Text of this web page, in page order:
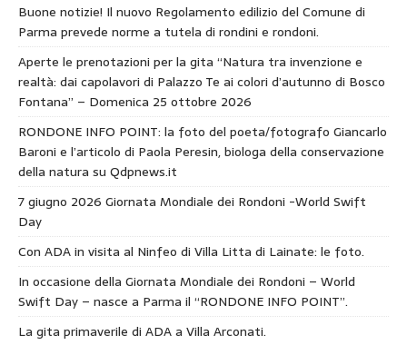
Buone notizie! Il nuovo Regolamento edilizio del Comune di
Parma prevede norme a tutela di rondini e rondoni.
Aperte le prenotazioni per la gita “Natura tra invenzione e
realtà: dai capolavori di Palazzo Te ai colori d’autunno di Bosco
Fontana” – Domenica 25 ottobre 2026
RONDONE INFO POINT: la foto del poeta/fotografo Giancarlo
Baroni e l’articolo di Paola Peresin, biologa della conservazione
della natura su Qdpnews.it
7 giugno 2026 Giornata Mondiale dei Rondoni -World Swift
Day
Con ADA in visita al Ninfeo di Villa Litta di Lainate: le foto.
In occasione della Giornata Mondiale dei Rondoni – World
Swift Day – nasce a Parma il “RONDONE INFO POINT”.
La gita primaverile di ADA a Villa Arconati.